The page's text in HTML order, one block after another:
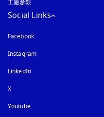
工廠參觀
Social Links
Facebook
Instagram以新標籤頁開啟
LinkedIn
X
Youtube以新標籤頁開啟